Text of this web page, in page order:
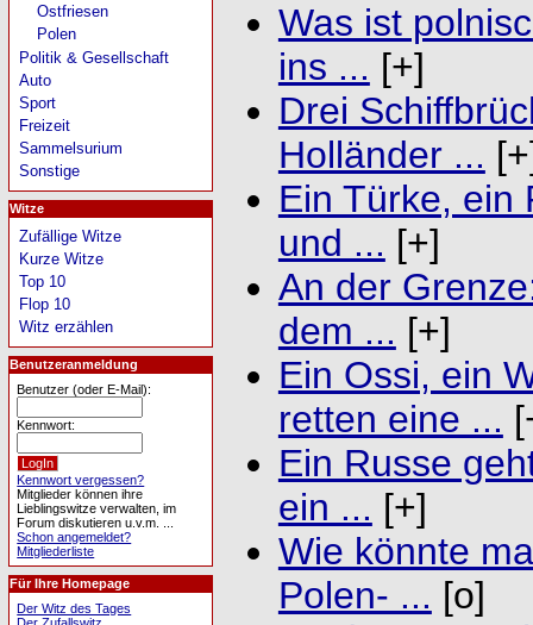
Was ist
ins ... [+]
Drei
Holländer ...
Ein Türke, ein
und ... [+]
An der
dem ... [+]
Ein Ossi, ein
retten eine ...
Ein Russe
ein ... [+]
Wie könnte
Polen- ... [o]
Ostfriesen
Polen
Politik & Gesellschaft
Auto
Sport
Freizeit
Sammelsurium
Sonstige
Witze
Zufällige Witze
Kurze Witze
Top 10
Flop 10
Witz erzählen
Benutzeranmeldung
Benutzer (oder E-Mail):
Kennwort:
Kennwort vergessen?
Mitglieder können ihre
Lieblingswitze verwalten, im
Forum diskutieren u.v.m. ...
Schon angemeldet?
Mitgliederliste
Für Ihre Homepage
Der Witz des Tages